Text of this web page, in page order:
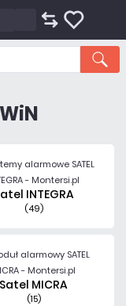
INTEGRA
(49)
Satel MICRA
(15)